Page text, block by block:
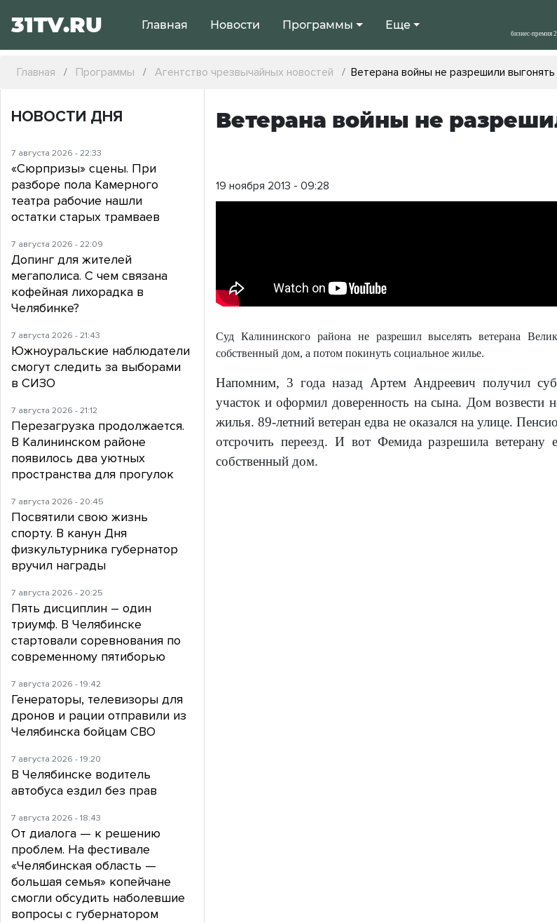
31TV.RU Главная Новости Программы Еще
Главная Программы Агентство чрезвычайных новостей Ветерана войны не разрешили выгонять
Ветерана войны не
19 ноября 2013 - 09:28
Суд Калининского района не разрешил выселять ветерана
собственный дом, а потом покинуть социальное жилье.
Напомним, 3 года назад Артем Андреевич получил
участок и оформил доверенность на сына. Дом возвести
жилья. 89-летний ветеран едва не оказался на улице.
отсрочить переезд. И вот Фемида разрешила
собственный дом.
НОВОСТИ ДНЯ
7 августа 2026 - 22:33
«Сюрпризы» сцены. При
разборе пола Камерного
театра рабочие нашли
остатки старых трамваев
7 августа 2026 - 22:09
Допинг для жителей
мегаполиса. С чем связана
кофейная лихорадка в
Челябинке?
7 августа 2026 - 21:43
Южноуральские наблюдатели
смогут следить за выборами
в СИЗО
7 августа 2026 - 21:12
Перезагрузка продолжается.
В Калининском районе
появилось два уютных
пространства для прогулок
7 августа 2026 - 20:45
Посвятили свою жизнь
спорту. В канун Дня
физкультурника губернатор
вручил награды
7 августа 2026 - 20:25
Пять дисциплин – один
триумф. В Челябинске
стартовали соревнования по
современному пятиборью
7 августа 2026 - 19:42
Генераторы, телевизоры для
дронов и рации отправили из
Челябинска бойцам СВО
7 августа 2026 - 19:20
В Челябинске водитель
автобуса ездил без прав
7 августа 2026 - 18:43
От диалога — к решению
проблем. На фестивале
«Челябинская область —
большая семья» копейчане
смогли обсудить наболевшие
вопросы с губернатором